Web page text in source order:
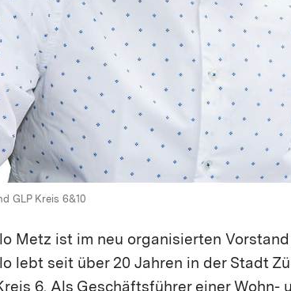
GLP Kreis 6&10
Metz ist im neu organisierten
lebt seit über 20 Jahren in der Stadt